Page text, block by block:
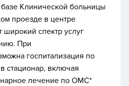
Клинической больницы
проезде в центре
спектр услуг
При
госпитализация по
стационар, включая
лечение по ОМС*